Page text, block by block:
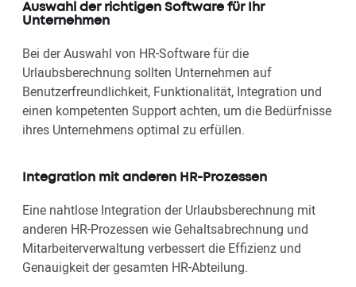
Auswahl der richtigen Software für Ihr
Unternehmen
Bei der Auswahl von HR-Software für die
Urlaubsberechnung sollten Unternehmen auf
Benutzerfreundlichkeit, Funktionalität, Integration und
einen kompetenten Support achten, um die Bedürfnisse
ihres Unternehmens optimal zu erfüllen.
Integration mit anderen HR-Prozessen
Eine nahtlose Integration der Urlaubsberechnung mit
anderen HR-Prozessen wie Gehaltsabrechnung und
Mitarbeiterverwaltung verbessert die Effizienz und
Genauigkeit der gesamten HR-Abteilung.